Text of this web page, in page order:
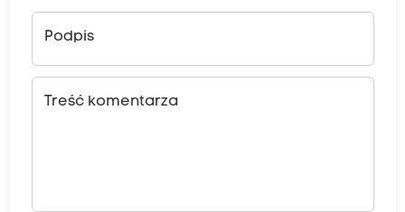
Podpis
Treść komentarza